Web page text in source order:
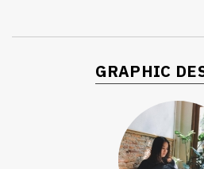
GRAPHIC